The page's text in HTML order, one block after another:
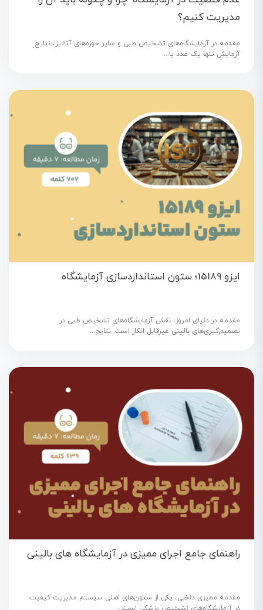
مدیریت کنیم؟
مقدمه در آزمایشگاه‌های تشخیص طبی و سایر حوزه‌های آنالیز، نتایج
آزمایش تنها یک عدد یا...
ایزو 15189؛ ستون استانداردسازی آزمایشگاه
مقدمه در دنیای امروز، نقش آزمایشگاه‌های تشخیص طبی در
تصمیم‌گیری‌های بالینی غیرقابل انکار است. نتایج...
راهنمای جامع اجرای ممیزی در آزمایشگاه های بالینی
مقدمه ممیزی داخلی، یکی از ستون‌های اصلی سیستم مدیریت کیفیت
در آزمایشگاه‌های تشخیص پزشکی است....